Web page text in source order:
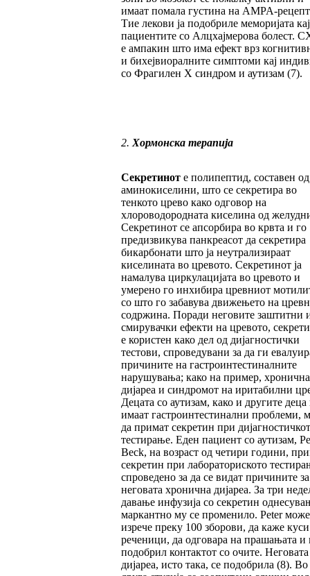
имаат помала густина на AMPA-
Тие лекови ја подобриле меморијата кај
пациентите со Алцхајмерова болест.
е ампакин што има ефект врз
и бихејвиоралните симптоми кај
со Фрагилен X синдром и аутизам (7).
2. Хормонска терапија
Секретиноте полипептид, составен
аминокиселини, што се секретира во
тенкото црево како одговор на
хлороводородната киселина од
Секретинот се апсорбира во крвта и го
предизвикува панкреасот да секретира
бикарбонати што ја неутрализираат
киселината во цревото. Секретинот ја
намалува циркулацијата во цревото и
умерено го инхибира цревниот
со што го забавува движењето на
содржина. Поради неговите заштитни
смирувачки ефекти на цревото,
е користен како дел од дијагностички
тестови, спроведувани за да ги
причините на гастроинтестиналните
нарушувања; како на пример,
дијареа и синдромот на иритабилни
Децата со аутизам, како и другите
имаат гастроинтестинални проблеми,
да примат секретин при
тестирање. Еден пациент со аутизам,
Beck, на возраст од четири години,
секретин при лабораториското
спроведено за да се видат причините за
неговата хронична дијареа. За три
давање инфузија со секретин
маркантно му се променило. Peter
изрече преку 100 зборови, да каже куси
реченици, да одговара на прашањата и
подобрил контактот со очите. Неговата
дијареа, исто така, се подобрила (8). Во